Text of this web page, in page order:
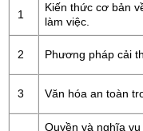
1
Kiến thức cơ bản
làm việc.
2 Phương pháp cải
3 Văn hóa an toàn
Quyền và nghĩa